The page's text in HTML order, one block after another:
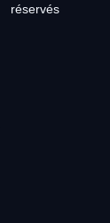
réservés